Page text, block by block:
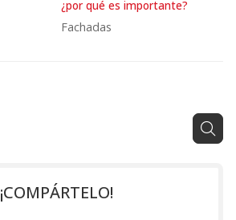
¿por qué es importante?
Fachadas
¡COMPÁRTELO!